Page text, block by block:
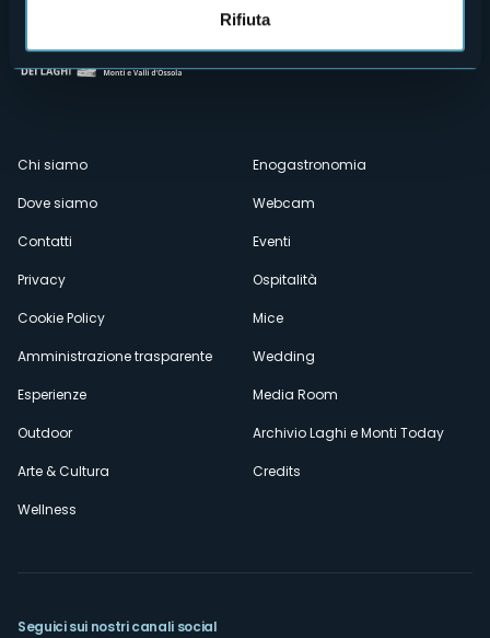
Rifiuta
Menù
secondario
Chi siamo
Dove siamo
Contatti
Privacy
Cookie Policy
Amministrazione trasparente
Esperienze
Outdoor
Arte & Cultura
Wellness
Enogastronomia
Webcam
Eventi
Ospitalità
Mice
Wedding
Media Room
Archivio Laghi e Monti Today
Credits
Seguici sui nostri canali social